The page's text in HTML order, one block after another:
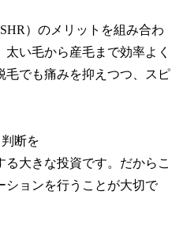
）のメリットを組み合わ
い毛から産毛まで効率よく
毛でも痛みを抑えつつ、スピ
断を
大きな投資です。だからこ
ションを行うことが大切で